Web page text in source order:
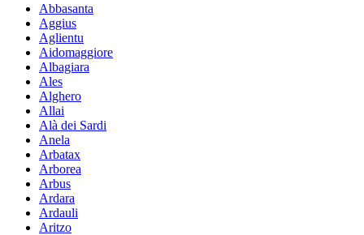
Abbasanta
Aggius
Aglientu
Aidomaggiore
Albagiara
Ales
Alghero
Allai
Alà dei Sardi
Anela
Arbatax
Arborea
Arbus
Ardara
Ardauli
Aritzo